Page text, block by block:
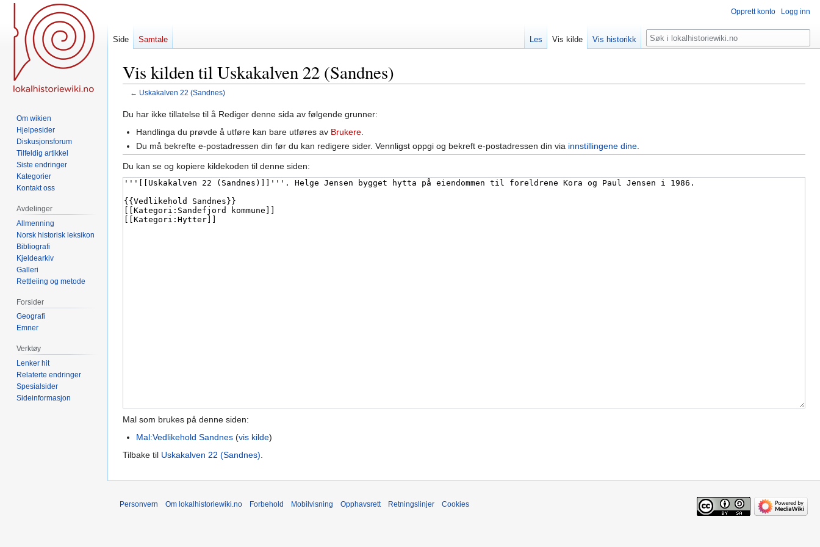
Vis kilden til Uskakalven 22 (Sandnes)
← Uskakalven 22 (Sandnes)
Hopp
navigering
Hopp
Du har ikke tillatelse til å Rediger denne sida av følgende grunner:
Handlinga du prøvde å utføre kan bare utføres av Brukere
Du må bekrefte e-postadressen din før du kan redigere sider. Vennligst oppgi og bekreft e-postadressen din via innstillingene dine
Du kan se og kopiere kildekoden til denne siden:
Mal som brukes på denne siden:
Mal:Vedlikehold Sandnes (vis kilde)
Tilbake til Uskakalven 22 (Sandnes).
Opprett konto Logg inn
Side Samtale Les Vis kilde Vis historikk Søk
Om wikien
Hjelpesider
Diskusjonsforum
Tilfeldig artikkel
Siste endringer
Kategorier
Kontakt oss
Avdelinger
Allmenning
Norsk historisk leksikon
Bibliografi
Kjeldearkiv
Galleri
Rettleiing og metode
Forsider
Geografi
Emner
Verktøy
Lenker hit
Relaterte endringer
Spesialsider
Sideinformasjon
Personvern Om lokalhistoriewiki.no Forbehold Mobilvisning Opphavsrett Retningslinjer Cookies